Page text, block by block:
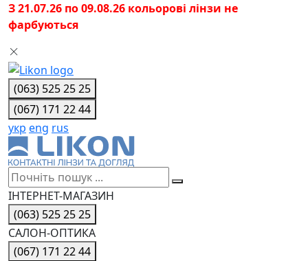
З 21.07.26 по 09.08.26 кольорові лінзи не
фарбуються
(063) 525 25 25
(067) 171 22 44
укр eng rus
ІНТЕРНЕТ-МАГАЗИН
(063) 525 25 25
САЛОН-ОПТИКА
(067) 171 22 44